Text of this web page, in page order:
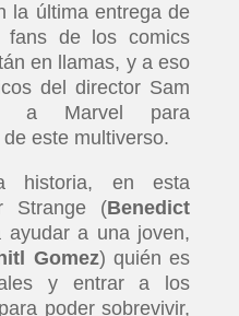
la última entrega de
fans de los comics
en llamas, y a eso
del director Sam
a Marvel para
este multiverso.
historia, en esta
Strange (Benedict
ayudar a una joven,
Gomez) quién es
y entrar a los
poder sobrevivir,